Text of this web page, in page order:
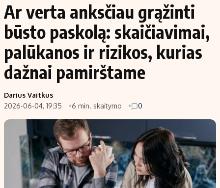
Ar verta anksčiau grąžinti
būsto paskolą: skaičiavimai,
palūkanos ir rizikos, kurias
dažnai pamirštame
Darius Vaitkus
2026-06-04, 19:35
6 min. skaitymo 0